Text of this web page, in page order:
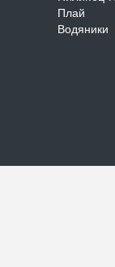
Плай
Водяники